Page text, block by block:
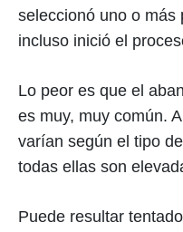
seleccionó uno o más
incluso inició el
Lo peor es que el
es muy, muy común.
varían según el tipo
todas ellas son
Puede resultar